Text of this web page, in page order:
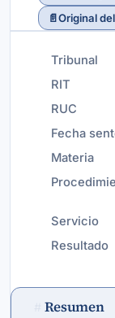
📄Original
Tribunal
RIT
RUC
Fecha
Materia
Servicio
Resultado
Resumen